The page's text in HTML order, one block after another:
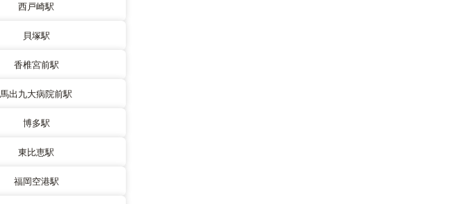
西戸崎駅
貝塚駅
香椎宮前駅
馬出九大病院前駅
博多駅
東比恵駅
福岡空港駅